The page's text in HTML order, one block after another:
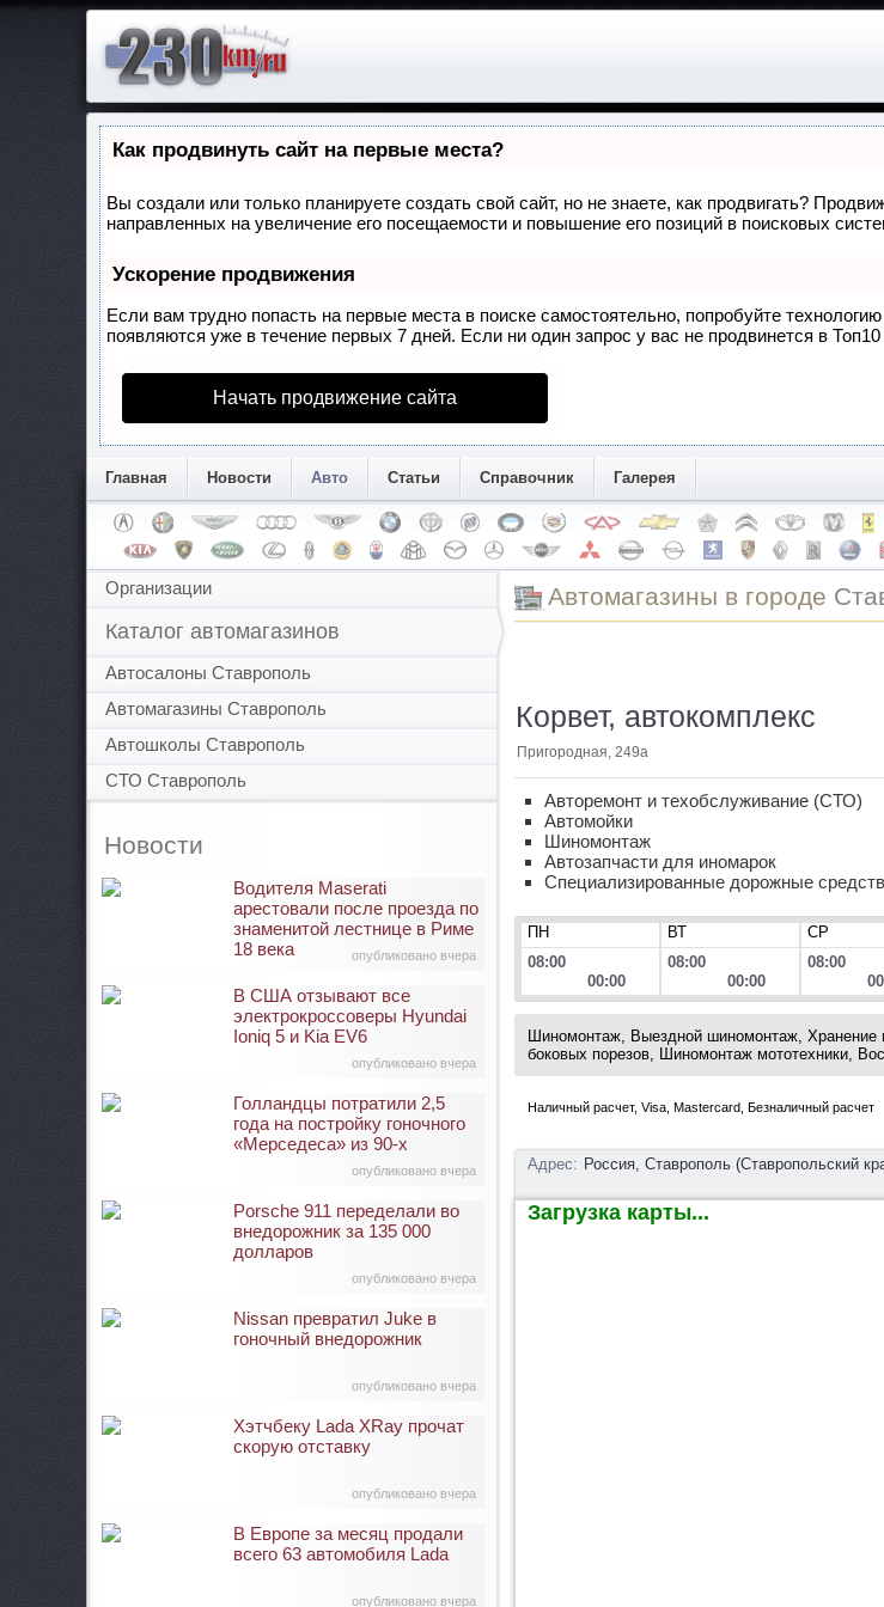
Как продвинуть сайт на первые места?
Вы создали или только планируете создать свой сайт, но не знаете, как продвигать?
направленных на увеличение его посещаемости и повышение его позиций в поисковых
Ускорение продвижения
Если вам трудно попасть на первые места в поиске самостоятельно, попробуйте технологию
появляются уже в течение первых 7 дней. Если ни один запрос у вас не продвинется в
Начать продвижение сайта
Главная Новости Авто Статьи Справочник Галерея
Организации
Каталог автомагазинов
Автосалоны Ставрополь
Автомагазины Ставрополь
Автошколы Ставрополь
СТО Ставрополь
Новости
опубликовано вчера
Водителя Maserati
арестовали после проезда по
знаменитой лестнице в Риме
18 века
опубликовано вчера
В США отзывают все
электрокроссоверы Hyundai
Ioniq 5 и Kia EV6
опубликовано вчера
Голландцы потратили 2,5
года на постройку гоночного
«Мерседеса» из 90-х
опубликовано вчера
Porsche 911 переделали во
внедорожник за 135 000
долларов
опубликовано вчера
Nissan превратил Juke в
гоночный внедорожник
опубликовано вчера
Хэтчбеку Lada XRay прочат
скорую отставку
опубликовано вчера
В Европе за месяц продали
всего 63 автомобиля Lada
Автомагазины в городе
Корвет, автокомплекс
Пригородная, 249а
Авторемонт и техобслуживание (СТО)
Автомойки
Шиномонтаж
Автозапчасти для иномарок
Специализированные дорожные
ПН ВТ СР
08:00
00:00
08:00
00:00
08:00
Шиномонтаж, Выездной шиномонтаж, Хранение
боковых порезов, Шиномонтаж мототехники,
Наличный расчет, Visa, Mastercard, Безналичный расчет
Адрес: Россия, Ставрополь (Ставропольский
Загрузка карты...